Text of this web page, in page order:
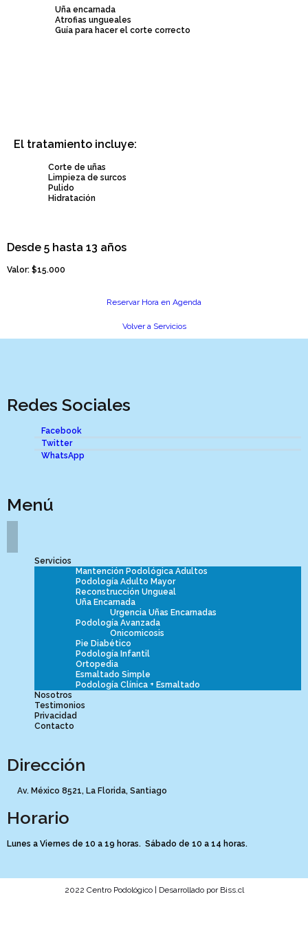
Uña encarnada
Atrofias ungueales
Guía para hacer el corte correcto
El tratamiento incluye:
Corte de uñas
Limpieza de surcos
Pulido
Hidratación
Desde 5 hasta 13 años
Valor: $15.000
Reservar Hora en Agenda
Volver a Servicios
Redes Sociales
Facebook
Twitter
WhatsApp
Menú
Servicios
Mantención Podológica Adultos
Podología Adulto Mayor
Reconstrucción Ungueal
Uña Encarnada
Urgencia Uñas Encarnadas
Podología Avanzada
Onicomicosis
Pie Diabético
Podología Infantil
Ortopedia
Esmaltado Simple
Podología Clínica + Esmaltado
Nosotros
Testimonios
Privacidad
Contacto
Dirección
Av. México 8521, La Florida, Santiago
Horario
Lunes a Viernes de 10 a 19 horas. Sábado de 10 a 14 horas.
2022 Centro Podológico | Desarrollado por Biss.cl